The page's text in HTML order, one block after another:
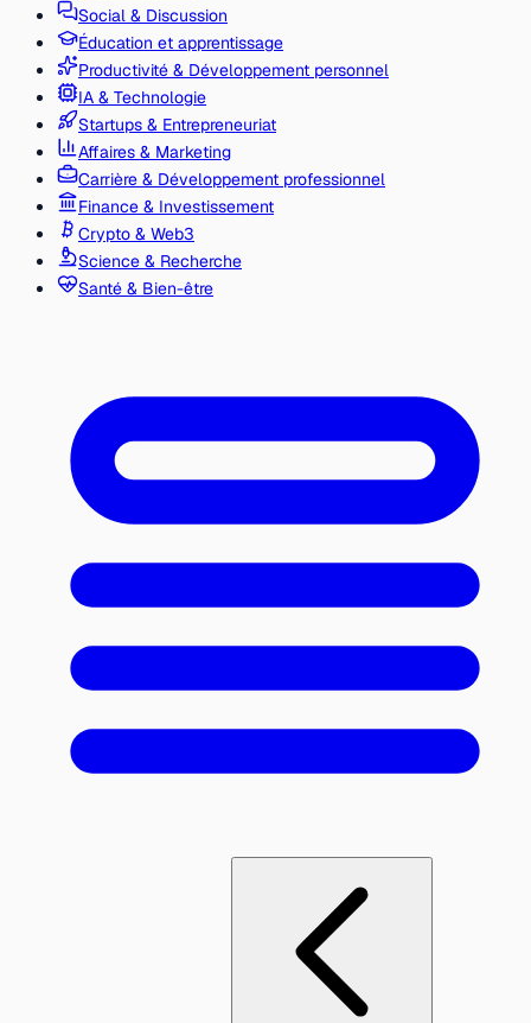
Social & Discussion
Éducation et apprentissage
Productivité & Développement personnel
IA & Technologie
Startups & Entrepreneuriat
Affaires & Marketing
Carrière & Développement professionnel
Finance & Investissement
Crypto & Web3
Science & Recherche
Santé & Bien-être